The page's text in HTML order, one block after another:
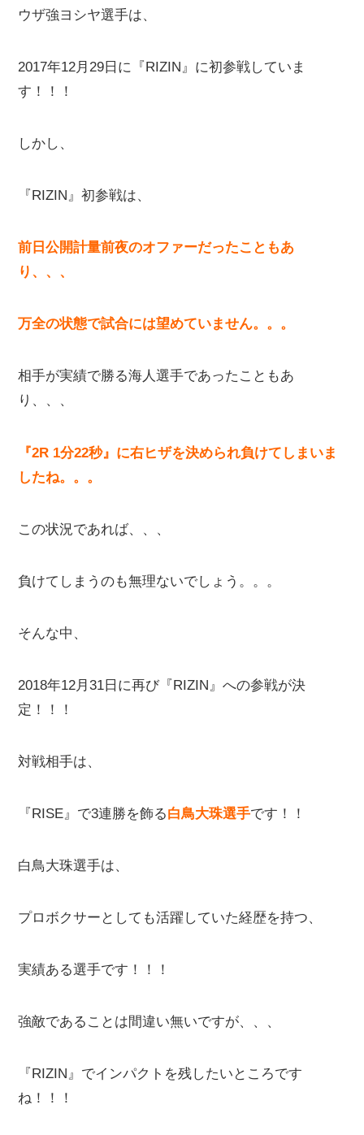
ウザ強ヨシヤ選手は、
2017年12月29日に『RIZIN』に初参戦していま
す！！！
しかし、
『RIZIN』初参戦は、
前日公開計量前夜のオファーだったこともあ
り、、、
万全の状態で試合には望めていません。。。
相手が実績で勝る海人選手であったこともあ
り、、、
『2R 1分22秒』に右ヒザを決められ負けてしまいま
したね。。。
この状況であれば、、、
負けてしまうのも無理ないでしょう。。。
そんな中、
2018年12月31日に再び『RIZIN』への参戦が決
定！！！
対戦相手は、
『RISE』で3連勝を飾る白鳥大珠選手です！！
白鳥大珠選手は、
プロボクサーとしても活躍していた経歴を持つ、
実績ある選手です！！！
強敵であることは間違い無いですが、、、
『RIZIN』でインパクトを残したいところです
ね！！！